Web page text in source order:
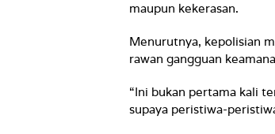
maupun kekerasan.
Menurutnya, kepolisian
rawan gangguan
“Ini bukan pertama kali
supaya peristiwa-